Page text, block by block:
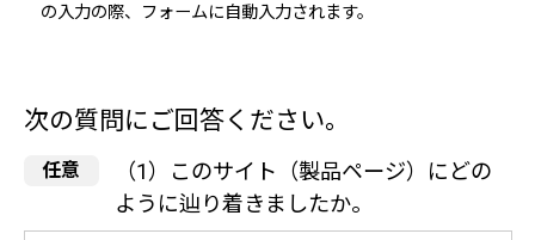
の入力の際、フォームに自動入力されます。
次の質問にご回答ください。
（1）このサイト（製品ページ）にどの
ように辿り着きましたか。